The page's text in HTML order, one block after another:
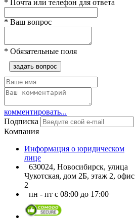
* Почта или телефон для ответа
* Ваш вопрос
* Обязательные поля
задать вопрос
комментировать...
Подписка
Компания
Информация о юридическом
лице
630024, Новосибирск, улица
Чукотская, дом 2Б, этаж 2, офис
2
пн - пт с 08:00 до 17:00